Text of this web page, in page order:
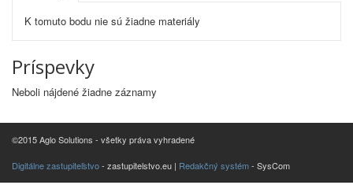
K tomuto bodu nie sú žiadne materiály
Príspevky
Neboli nájdené žiadne záznamy
©2015 Aglo Solutions - všetky práva vyhradené
Digitálne zastupiteľstvo- zastupitelstvo.eu | Redakčný systém- SysCom